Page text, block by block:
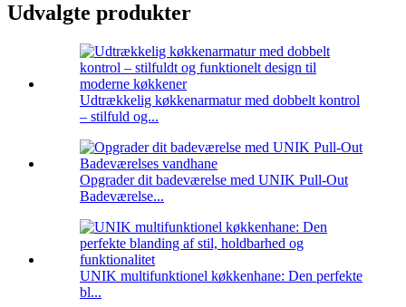
Udvalgte produkter
Udtrækkelig køkkenarmatur med dobbelt kontrol
– stilfuld og...
Opgrader dit badeværelse med UNIK Pull-Out
Badeværelse...
UNIK multifunktionel køkkenhane: Den perfekte
bl...